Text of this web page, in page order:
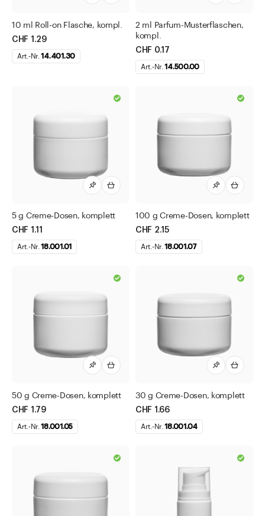
10 ml Roll-on Flasche, kompl.
CHF 1.29
Art.-Nr.14.401.30
2 ml Parfum-Musterflaschen,
kompl.
CHF 0.17
Art.-Nr.14.500.00
5 g Creme-Dosen, komplett
CHF 1.11
Art.-Nr.18.001.01
100 g Creme-Dosen, komplett
CHF 2.15
Art.-Nr.18.001.07
50 g Creme-Dosen, komplett
CHF 1.79
Art.-Nr.18.001.05
30 g Creme-Dosen, komplett
CHF 1.66
Art.-Nr.18.001.04